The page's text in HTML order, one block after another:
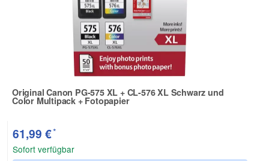
Original Canon PG-575 XL + CL-576 XL Schwarz und
Color Multipack + Fotopapier
Zur Artikelbewertung
61,99 €*
Sofort verfügbar